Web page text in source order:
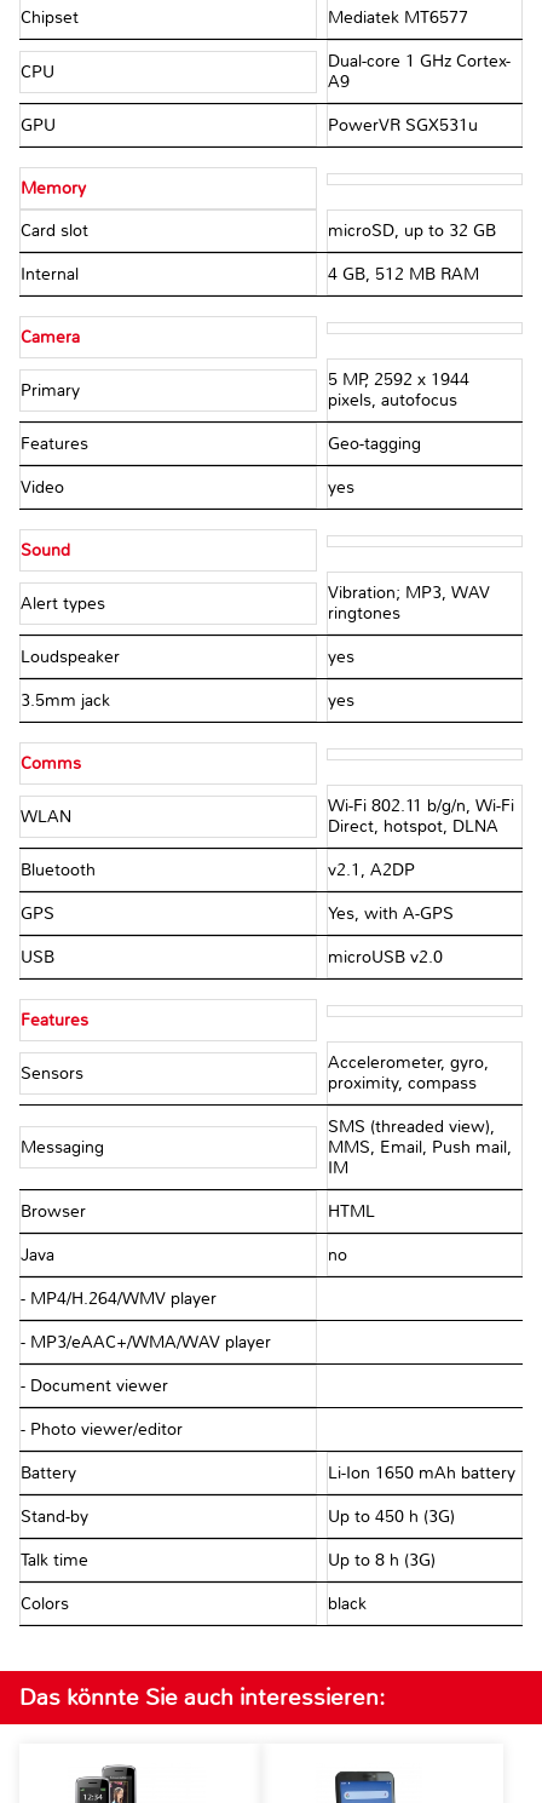
Chipset Mediatek MT6577
CPU
Dual-core 1 GHz Cortex-
A9
GPU PowerVR SGX531u
Memory
Card slot microSD, up to 32 GB
Internal 4 GB, 512 MB RAM
Camera
Primary
5 MP, 2592 х 1944
pixels, autofocus
Features Geo-tagging
Video yes
Sound
Alert types
Vibration; MP3, WAV
ringtones
Loudspeaker yes
3.5mm jack yes
Comms
WLAN
Wi-Fi 802.11 b/g/n, Wi-Fi
Direct, hotspot, DLNA
Bluetooth v2.1, A2DP
GPS Yes, with A-GPS
USB microUSB v2.0
Features
Sensors
Accelerometer, gyro,
proximity, compass
Messaging
SMS (threaded view),
MMS, Email, Push mail,
IM
Browser HTML
Java no
- MP4/H.264/WMV player
- MP3/eAAC+/WMA/WAV player
- Document viewer
- Photo viewer/editor
Battery Li-Ion 1650 mAh battery
Stand-by Up to 450 h (3G)
Talk time Up to 8 h (3G)
Colors black
Das könnte Sie auch interessieren: